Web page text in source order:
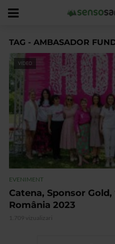
TAG - AMBASADOR
VIDEO
EVENIMENT
Catena, Sponsor
România 2023
1.709 vizualizari